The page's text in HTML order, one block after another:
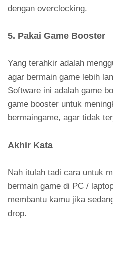
dengan overclocking.
5. Pakai Game Booster
Yang terahkir adalah
agar bermain game lebih
Software ini adalah game
game booster untuk
bermaingame, agar tidak
Akhir Kata
Nah itulah tadi cara untuk
bermain game di PC /
membantu kamu jika
drop.